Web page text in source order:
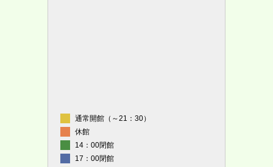
通常開館（～21：30）
休館
14：00閉館
17：00閉館